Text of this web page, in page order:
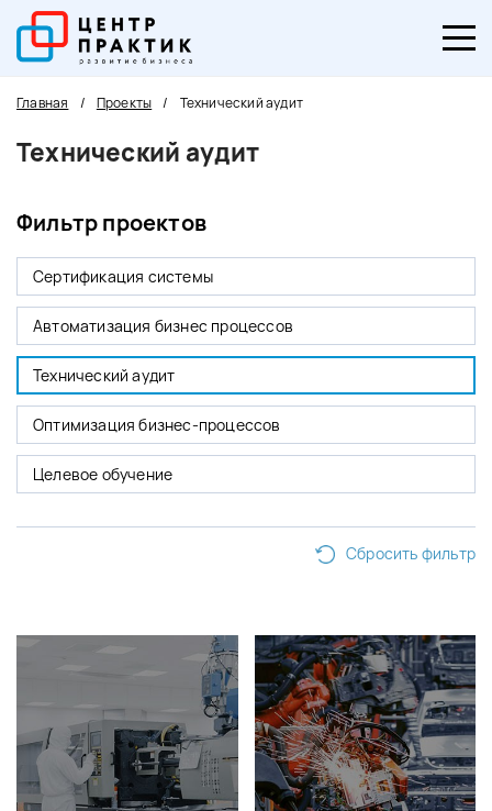
Главная / Проекты / Технический аудит
Технический аудит
Фильтр проектов
Сертификация системы
Автоматизация бизнес процессов
Технический аудит
Оптимизация бизнес-процессов
Целевое обучение
Сбросить фильтр